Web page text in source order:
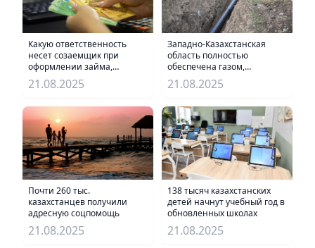
Какую ответственность
несет созаемщик при
оформлении займа,
рассказали в АРРФР
21.08.2025
Западно-Казахстанская
область полностью
обеспечена газом,
дефицита нет – Минэнерго
21.08.2025
Почти 260 тыс.
казахстанцев получили
адресную соцпомощь
21.08.2025
138 тысяч казахстанских
детей начнут учебный год в
обновленных школах
21.08.2025